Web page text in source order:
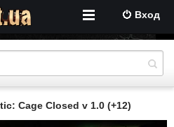
Вход
Cage Closed v 1.0 (+12)